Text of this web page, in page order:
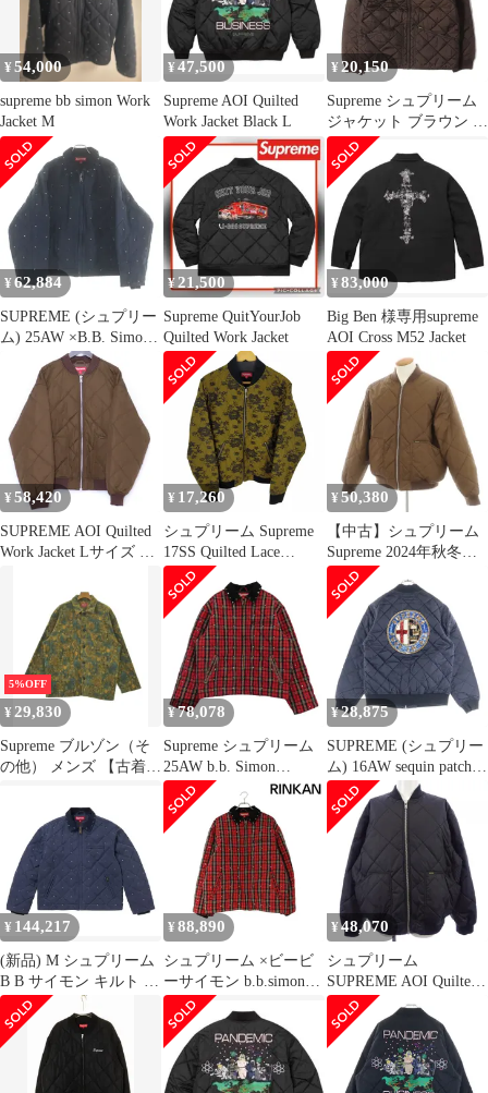
リント ブルー系 Mサイ
ズ 0428
¥54,000
supreme bb simon Work
Jacket M
¥ 47,500
Supreme AOI Quilted
Work Jacket Black L
¥20,150
Supreme シュプリーム
ジャケット ブラウン サ
イズ:S | 14AW キルティ
ング ナイロン フルジッ
プ ワークジャケット
(Nothing Tohide Quilted
Work Jacket) | アウター
ブルゾン 上着【メン
ズ】【中古】
¥ 62,884
SUPREME (シュプリー
ム) 25AW ×B.B. Simon
Quilted Work Jacket
Black ビービーサイモン
キルティング ワークジ
ャケット ブラック
¥ 21,500
Supreme QuitYourJob
Quilted Work Jacket
¥ 83,000
Big Ben 様専用supreme
AOI Cross M52 Jacket
¥ 58,420
SUPREME AOI Quilted
Work Jacket Lサイズ ブ
¥ 17,260
シュプリーム Supreme
17SS Quilted Lace
Bomber Jacket メンズ
JPN：M
¥ 50,380
【中古】シュプリーム
Supreme 2024年秋冬
AOI Quilted Work Jacket
背刺しゅう ナイロン 中
綿ブルゾン ブラウン
【サイズM】【メン
ズ】
5%OFF
¥ 29,830
Supreme ブルゾン（そ
の他） メンズ 【古着】
¥78,078
Supreme シュプリーム
25AW b.b. Simon
Quilted Work Jacket Plaid
ビービーサイモン キル
テッド ワークジャケッ
ト レッド系 S【極上美
品】【中古】
¥28,875
SUPREME (シュプリー
ム) 16AW sequin patch
quilted bomber jacket ス
パンコールパッチ キル
ティングジップアップ
ブルゾン ブラック
¥ 144,217
(新品) M シュプリーム
B B サイモン キルト ウ
ォーク ジャケット ネイ
ビー simon
¥ 88,890
シュプリーム ×ビービ
ーサイモン b.b.simon
25AW Quilted Work
Jacket スタッズ装飾キ
ルティングワークジャ
ケットブルゾン メンズ
L
¥ 48,070
シュプリーム
SUPREME AOI Quilted
Work Jacket ブルゾン